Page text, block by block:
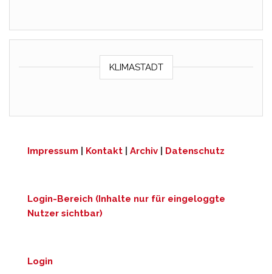
KLIMASTADT
Impressum Kontakt Archiv Datenschutz
Login-Bereich (Inhalte nur für eingeloggte
Nutzer sichtbar)
Login